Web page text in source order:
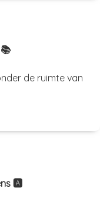
de ruimte van
🅰️